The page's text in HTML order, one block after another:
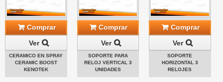
Comprar
Ver
CERAMICO EN SPRAY
CERAMIC BOOST
KENOTEK
Comprar
Ver
SOPORTE PARA
RELOJ VERTICAL 3
UNIDADES
Comprar
Ver
SOPORTE
HORIZONTAL 3
RELOJES